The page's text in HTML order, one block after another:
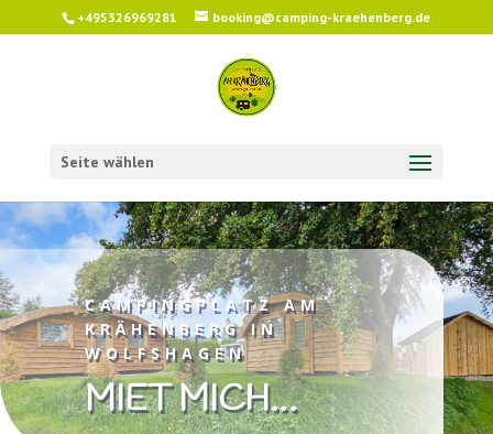
+495326969281 booking@camping-kraehenberg.de
Seite wählen
CAMPINGPLATZ AM
KRÄHENBERG IN
WOLFSHAGEN
MIET MICH…